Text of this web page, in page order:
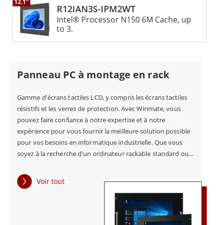
panneau PC IP65 de Winmate peut fournir les performances
et la fiabilité nécessaires pour assurer des opérations
ininterrompues.
R12IAN3S-IPM2WT
12.1"
Intel® Processor N150 6M Cache, up
to 3.
Panneau PC à montage en rack
Gamme d'écrans tactiles LCD, y compris les écrans tactiles
résistifs et les verres de protection. Avec Winmate, vous
pouvez faire confiance à notre expertise et à notre
expérience pour vous fournir la meilleure solution possible
pour vos besoins en informatique industrielle. Que vous
soyez à la recherche d'un ordinateur rackable standard ou
besoins spécifiques, nous sommes là pour vous aider. Pour
simplifier le processus de recherche de l'ordinateur en rack
idéal pour votre projet, il vous suffit de contacter Winmate
et de nous laisser établir un devis pour un ordinateur en
rack. Notre équipe d'experts est toujours à votre
Voir tout